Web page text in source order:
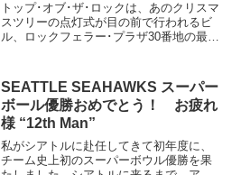
トップ･オブ･ザ･ロックは、あのクリスマ
スツリーの点灯式が目の前で行われるビ
ル、ロックフェラー･プラザ30番地の最上
すが展望台は長い間閉鎖されていて２０
０５年に大改装され...
SEATTLE SEAHAWKS スーパー
ボール優勝おめでとう！ お疲れ
様 “12th Man”
私がシアトルに赴任してきて初年度に、
チーム史上初のスーパーボウル優勝を果